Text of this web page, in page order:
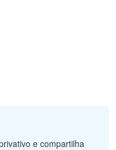
e compartilha